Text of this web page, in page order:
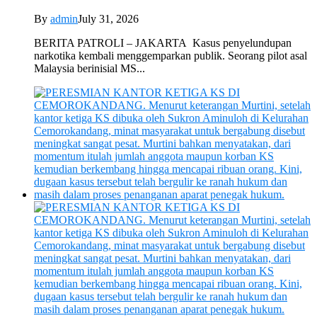
By adminJuly 31, 2026
BERITA PATROLI – JAKARTA Kasus penyelundupan
narkotika kembali menggemparkan publik. Seorang pilot asal
Malaysia berinisial MS...